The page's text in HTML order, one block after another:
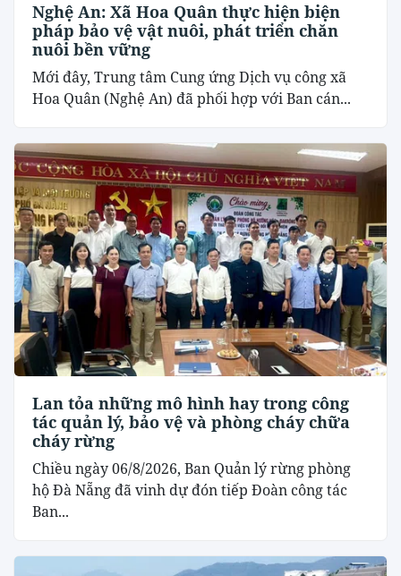
Nghệ An: Xã Hoa Quân thực hiện biện
pháp bảo vệ vật nuôi, phát triển chăn
nuôi bền vững
Mới đây, Trung tâm Cung ứng Dịch vụ công xã
Hoa Quân (Nghệ An) đã phối hợp với Ban cán...
Lan tỏa những mô hình hay trong công
tác quản lý, bảo vệ và phòng cháy chữa
cháy rừng
Chiều ngày 06/8/2026, Ban Quản lý rừng phòng
hộ Đà Nẵng đã vinh dự đón tiếp Đoàn công tác
Ban...